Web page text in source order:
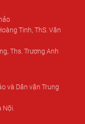
Tinh, ThS. Văn
Ths. Trương Anh
và Dân vận Trung